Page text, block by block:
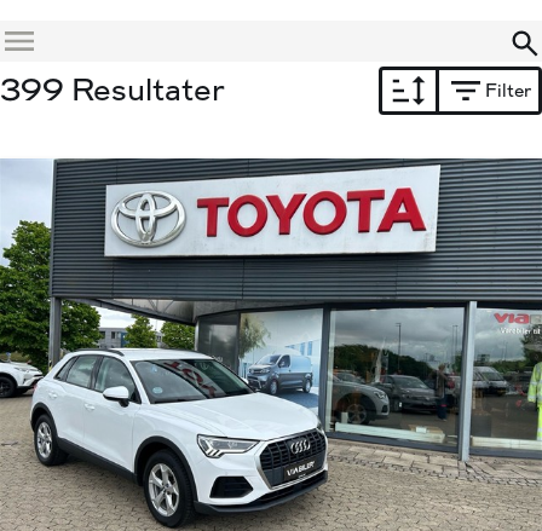
Menu
399 Resultater Filter